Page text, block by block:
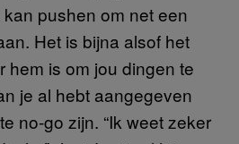
pushen om net een
Het is bijna alsof het
hem is om jou dingen te
je al hebt aangegeven
no-go zijn. “Ik weet zeker